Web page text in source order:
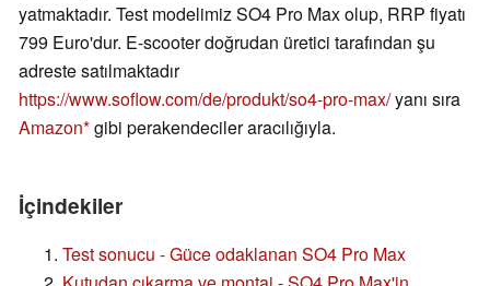
yatmaktadır. Test modelimiz SO4 Pro Max olup, RRP fiyatı
799 Euro'dur. E-scooter doğrudan üretici tarafından şu
adreste satılmaktadır
https://www.soflow.com/de/produkt/so4-pro-max/yanı sıra
Amazon gibi perakendeciler aracılığıyla.
İçindekiler
Test sonucu - Güce odaklanan SO4 Pro Max